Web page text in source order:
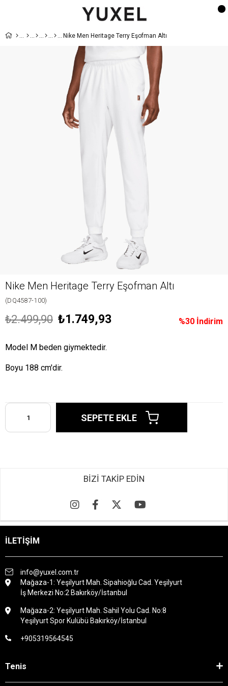
Nike Men Heritage Terry Eşofman Altı
Nike Men Heritage Terry Eşofman Altı
(DQ4587-100)
%30 İndirim
₺2.499,90 ₺1.749,93
Model M beden giymektedir.
Boyu 188 cm'dir.
BİZİ TAKİP EDİN
İLETİŞİM
info@yuxel.com.tr
Mağaza-1: Yeşilyurt Mah. Sipahioğlu Cad. Yeşilyurt
İş Merkezi No:2 Bakırköy/İstanbul
Mağaza-2: Yeşilyurt Mah. Sahil Yolu Cad. No:8
Yeşilyurt Spor Kulübü Bakırköy/İstanbul
+905319564545
Tenis